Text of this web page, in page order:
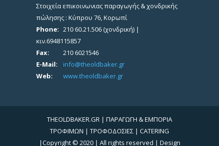
Στοιχεία επικοινωνιας παραγωγής & χονδρικής
πώλησης : Κύπρου 76, Κορωπί
Phone: 210 60.21.506 (χονδρική) |
κιν.6948115857
Fax:
210 6021546
E-Mail:
info@theoldbaker.gr
Web:
www.theoldbaker.gr
THEOLDBAKER.GR | ΠΑΡΑΓΩΓΗ & ΕΜΠΟΡΙΑ
ΤΡΟΦΙΜΩΝ | ΤΡΟΦΟΔΟΣΙΕΣ | CATERING
|Copyright © 2020 | All rights reserved | Design